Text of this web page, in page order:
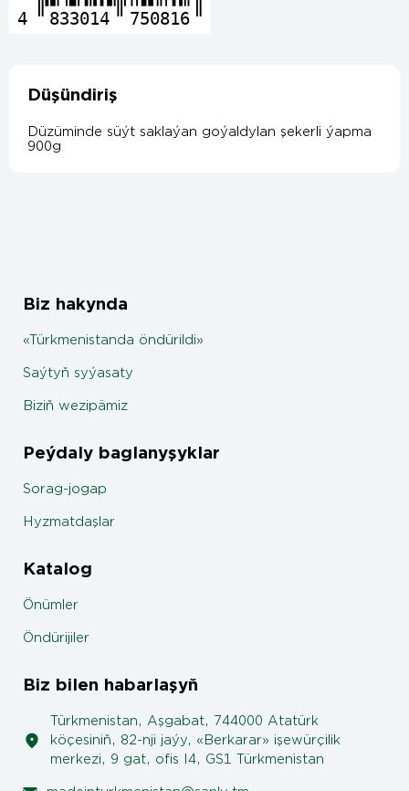
4 833014 750816
Düşündiriş
Düzüminde süýt saklaýan goýaldylan şekerli ýapma
900g
Biz hakynda
«Türkmenistanda öndürildi»
Saýtyň syýasaty
Biziň wezipämiz
Peýdaly baglanyşyklar
Sorag-jogap
Hyzmatdaşlar
Katalog
Önümler
Öndürijiler
Biz bilen habarlaşyň
Türkmenistan, Aşgabat, 744000 Atatürk
köçesiniň, 82-nji jaýy, «Berkarar» işewürçilik
merkezi, 9 gat, ofis I4, GS1 Türkmenistan